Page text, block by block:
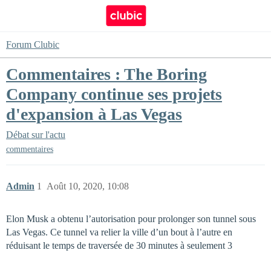
Forum Clubic
Commentaires : The Boring
Company continue ses projets
d'expansion à Las Vegas
Débat sur l'actu
commentaires
Admin Août 10, 2020, 10:08
1
Elon Musk a obtenu l’autorisation pour prolonger son tunnel sous
Las Vegas. Ce tunnel va relier la ville d’un bout à l’autre en
réduisant le temps de traversée de 30 minutes à seulement 3